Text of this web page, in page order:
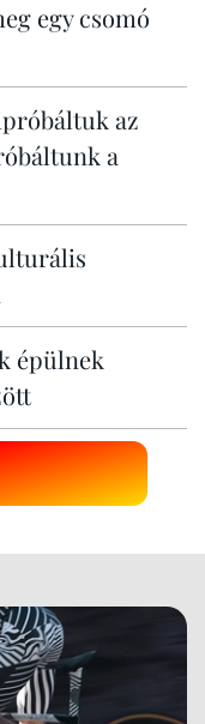
egy csomó
az
a
épülnek